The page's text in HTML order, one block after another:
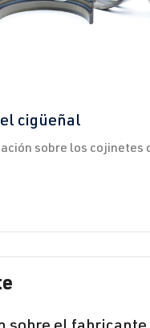
cigüeñal
sobre los cojinetes